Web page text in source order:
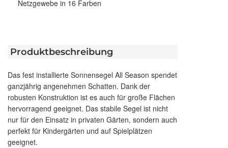
Netzgewebe in 16 Farben
Produktbeschreibung
Das fest installierte Sonnensegel All Season spendet
ganzjährig angenehmen Schatten. Dank der
robusten Konstruktion ist es auch für große Flächen
hervorragend geeignet. Das stabile Segel ist nicht
nur für den Einsatz in privaten Gärten, sondern auch
perfekt für Kindergärten und auf Spielplätzen
geeignet.